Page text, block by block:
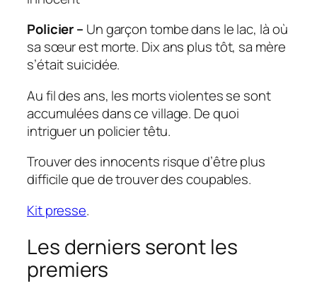
Policier – Un garçon tombe dans le lac, là où
sa sœur est morte. Dix ans plus tôt, sa mère
s’était suicidée.
Au fil des ans, les morts violentes se sont
accumulées dans ce village. De quoi
intriguer un policier têtu.
Trouver des innocents risque d’être plus
difficile que de trouver des coupables.
Kit presse.
Les derniers seront les
premiers